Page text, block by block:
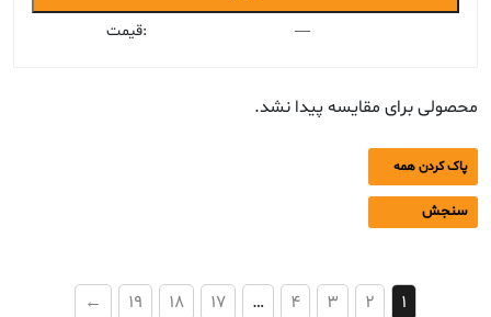
قیمت
قیمت
قیمت: —
محصولی برای مقایسه پیدا نشد.
پاک کردن همه
سنجش
1
2
3
4
…
17
18
19
←